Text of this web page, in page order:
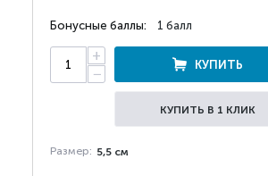
Бонусные баллы: 1 балл
+
−
КУПИТЬ
КУПИТЬ В 1 КЛИК
Размер: 5,5 см